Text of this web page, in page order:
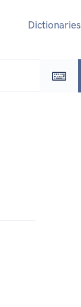
Dictionaries